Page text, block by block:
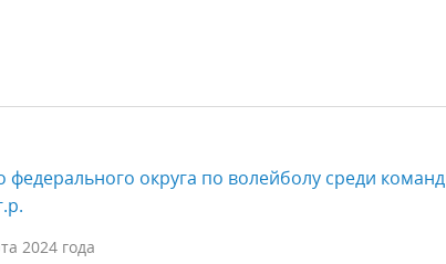
федерального округа по волейболу среди команд
2024 года